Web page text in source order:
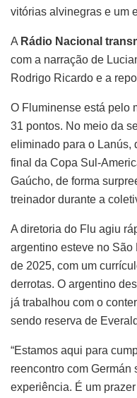
vitórias alvinegras e um
A Rádio Nacional
com a narração de
Rodrigo Ricardo e a
O Fluminense está pelo
31 pontos. No meio da
eliminado para o Lanús,
final da Copa Sul-
Gaúcho, de forma
treinador durante a
A diretoria do Flu agiu
argentino esteve no
de 2025, com um
derrotas. O argentino
já trabalhou com o
sendo reserva de
“Estamos aqui para
reencontro com Germán
experiência. É um